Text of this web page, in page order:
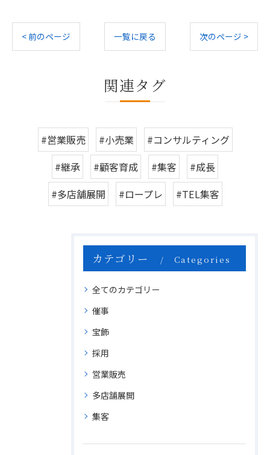
< 前のページ 一覧に戻る 次のページ >
関連タグ
#営業販売 #小売業
#コンサルティング
#継承
#顧客育成 #集客
#成長
#多店舗展開
#ロープレ #TEL集客
カテゴリー Categories
全てのカテゴリー
催事
宝飾
採用
営業販売
多店舗展開
集客